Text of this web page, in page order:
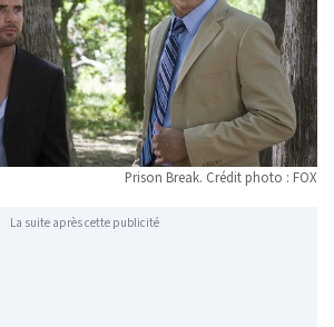
Prison Break. Crédit photo : FOX
La suite après cette publicité